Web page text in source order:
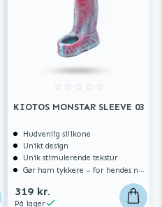
KIOTOS MONSTAR SLEEVE 03
Hudvenlig silikone
Unikt design
Unik stimulerende tekstur
Gør ham tykkere – for hendes nydelse
319 kr.
På lager